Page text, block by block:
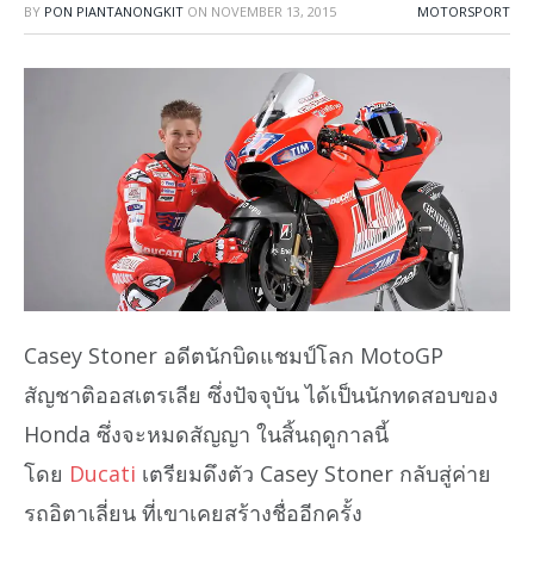
BY PON PIANTANONGKIT ON NOVEMBER 13, 2015 MOTORSPORT
Casey Stoner อดีตนักบิดแชมป์โลก MotoGP
สัญชาติออสเตรเลีย ซึ่งปัจจุบัน ได้เป็นนักทดสอบของ
Honda ซึ่งจะหมดสัญญา ในสิ้นฤดูกาลนี้
โดย Ducati เตรียมดึงตัว Casey Stoner กลับสู่ค่าย
รถอิตาเลี่ยน ที่เขาเคยสร้างชื่ออีกครั้ง